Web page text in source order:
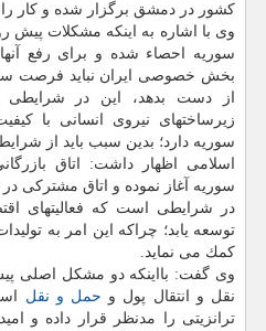
كشور در دمشق برگزار شده و كار را
وی با اشاره به اینكه مشكلات پیش
سوریه احصاء شده و برای رفع
بخش خصوصی ایران نباید فرصت
از دست بدهد، این در
زیرساختهای نیروی انسانی با
سوریه دارد؛ بدین سبب باید از
اسلامی اظهار داشت: اتاق
سوریه آغاز نموده و اتاق مشتركی
در شرایطی است كه فعالیتهای
توسعه یابد؛ چراكه این امر به
كمك می نماید.
وی گفت: بااینكه دو مشكل اصلی
نقل و انتقال پول و حمل و نقل
ترانزیتی را مدنظر قرار داده و